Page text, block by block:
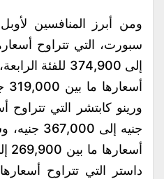
ومن أبرز المنافسين
إلى 374,900